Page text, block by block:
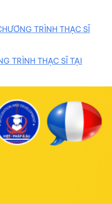
TRÌNH THẠC SĨ
TRÌNH THẠC SĨ TẠI